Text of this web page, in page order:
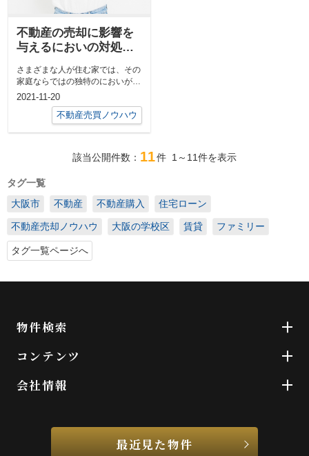
不動産の売却に影響を
与えるにおいの対処法
さまざまな人が住む家では、その
家庭ならではの独特のにおいがあ
ります。ペット臭やタバコ臭など
住んでいる...
2021-11-20
不動産売買ノウハウ
該当公開件数： 11件 1～11件を表示
タグ一覧
大阪市
不動産 不動産購入 住宅ローン
不動産売却ノウハウ 大阪の学校区 賃貸 ファミリー
タグ一覧ページへ
物件検索
コンテンツ
会社情報
最近見た物件